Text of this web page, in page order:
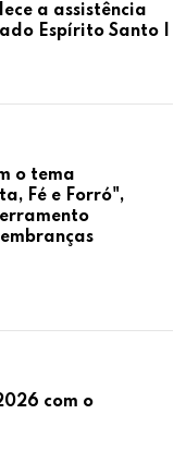
a assistência
Espírito Santo I
o tema
Fé e Forró",
com o